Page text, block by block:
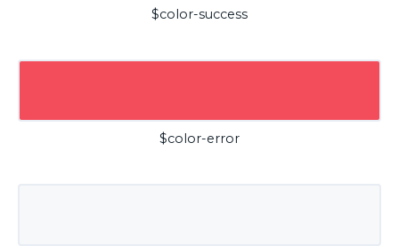
$color-success
$color-error